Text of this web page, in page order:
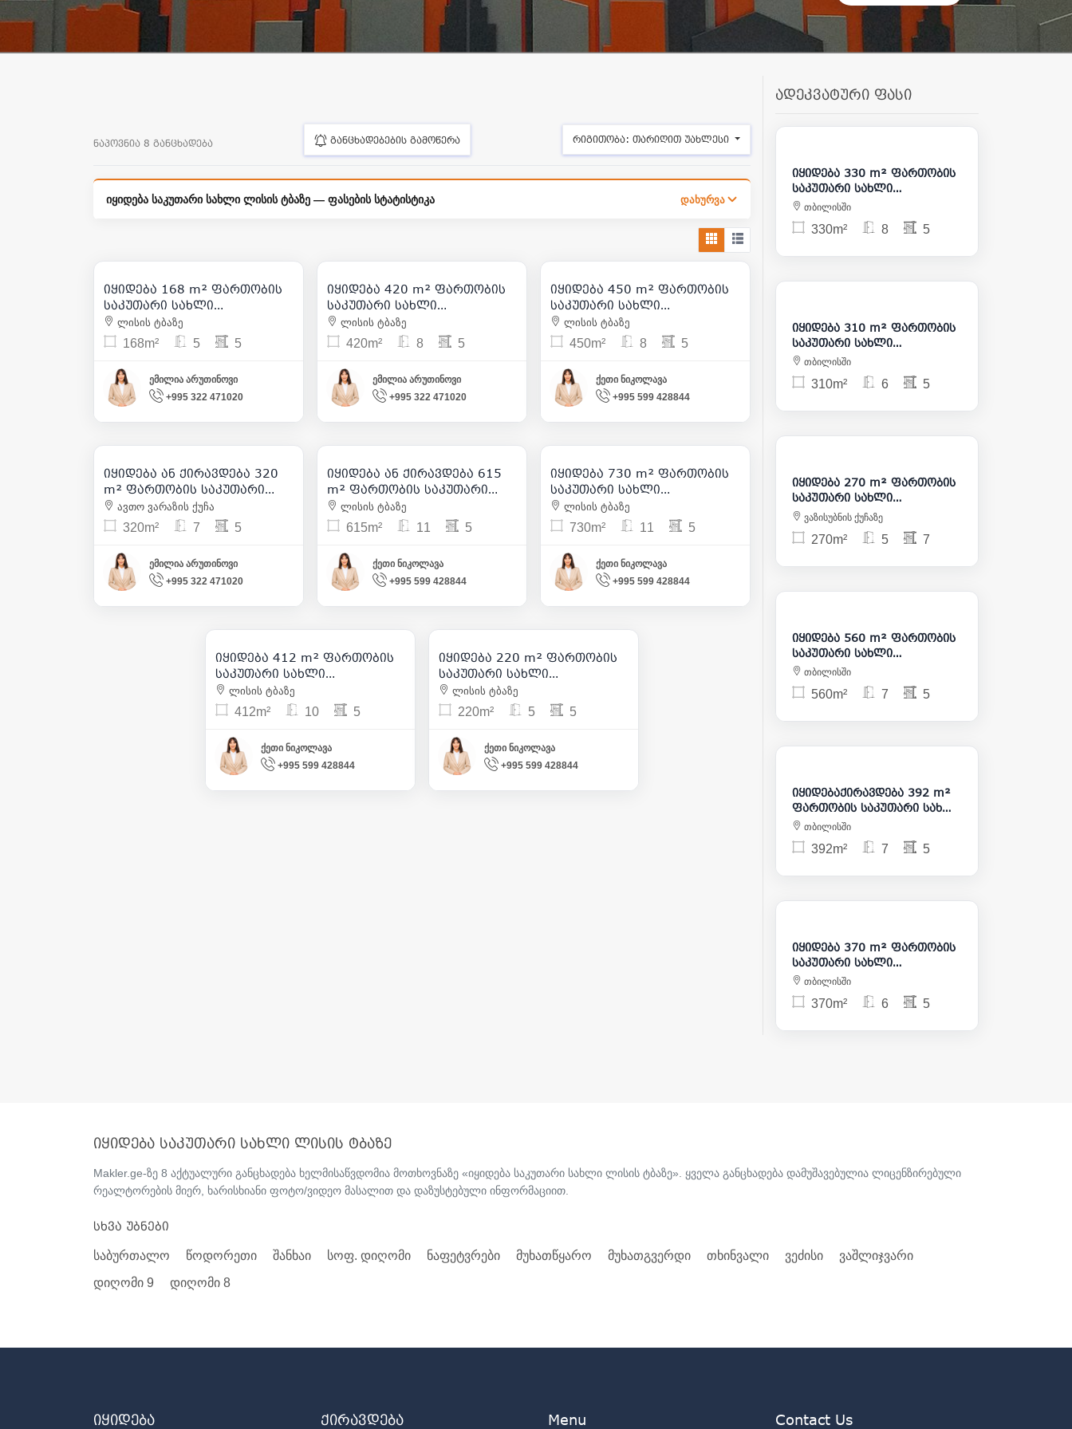
ნაპოვნია 8 განცხადება განცხადებების გამოწერა რიგითობა: თარიღით უახლესი
იყიდება საკუთარი სახლი ლისის ტბაზე — ფასების სტატისტიკა დახურვა
20
320 000 | m² 1 905
იყიდება 168 m² ფართობის
საკუთარი სახლი
საბურთალოზე
ლისის ტბაზე
168m² 5 5
ემილია არუთინოვი
+995 322 471020
16
510 000 | m² 1 214
იყიდება 420 m² ფართობის
საკუთარი სახლი
საბურთალოზე
ლისის ტბაზე
420m² 8 5
ემილია არუთინოვი
+995 322 471020
11
850 000 | m² 1 889
იყიდება 450 m² ფართობის
საკუთარი სახლი
საბურთალოზე
ლისის ტბაზე
450m² 8 5
ქეთი ნიკოლავა
+995 599 428844
37
450 000 | m² 1 406
2 500
იყიდება ან ქირავდება 320
m² ფართობის საკუთარი
სახლი საბურთალოზე
ავთო ვარაზის ქუჩა
320m² 7 5
ემილია არუთინოვი
+995 322 471020
30
825 000 | m² 1 341
9 000
იყიდება ან ქირავდება 615
m² ფართობის საკუთარი
სახლი საბურთალოზე
ლისის ტბაზე
615m² 11 5
ქეთი ნიკოლავა
+995 599 428844
6
980 000 | m² 1 342
იყიდება 730 m² ფართობის
საკუთარი სახლი
საბურთალოზე
ლისის ტბაზე
730m² 11 5
ქეთი ნიკოლავა
+995 599 428844
11
500 000 | m² 1 214
იყიდება 412 m² ფართობის
საკუთარი სახლი
საბურთალოზე
ლისის ტბაზე
412m² 10 5
ქეთი ნიკოლავა
+995 599 428844
22
330 000 | m² 1 500
იყიდება 220 m² ფართობის
საკუთარი სახლი
საბურთალოზე
ლისის ტბაზე
220m² 5 5
ქეთი ნიკოლავა
+995 599 428844
ადეკვატური ფასი
620 000
იყიდება 330 m² ფართობის
საკუთარი სახლი
საბურთალოზე
თბილისში
330m² 8 5
895 000
იყიდება 310 m² ფართობის
საკუთარი სახლი
საბურთალოზე
თბილისში
310m² 6 5
850 000
იყიდება 270 m² ფართობის
საკუთარი სახლი
საბურთალოზე
ვაზისუბნის ქუჩაზე
270m² 5 7
600 000
იყიდება 560 m² ფართობის
საკუთარი სახლი
საბურთალოზე
თბილისში
560m² 7 5
475 000
იყიდებაქირავდება 392 m²
ფართობის საკუთარი სახლი
საბურთალოზე
თბილისში
392m² 7 5
1 400 000
იყიდება 370 m² ფართობის
საკუთარი სახლი
საბურთალოზე
თბილისში
370m² 6 5
იყიდება საკუთარი სახლი ლისის ტბაზე
Makler.ge-ზე 8 აქტუალური განცხადება ხელმისაწვდომია მოთხოვნაზე «იყიდება საკუთარი სახლი ლისის ტბაზე». ყველა განცხადება დამუშავებულია ლიცენზირებული
რეალტორების მიერ, ხარისხიანი ფოტო/ვიდეო მასალით და დაზუსტებული ინფორმაციით.
სხვა უბნები
საბურთალო წოდორეთი შანხაი სოფ. დიღომი ნაფეტვრები მუხათწყარო მუხათგვერდი თხინვალი ვეძისი
ვაშლიჯვარი
დიღომი 9
დიღომი 8
იყიდება ქირავდება Menu Contact Us